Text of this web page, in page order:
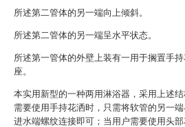
所述第二管体的另一端向上倾斜。
所述第二管体的另一端呈水平状态。
所述第一管体的外壁上装有一用于搁置手
座。
本实用新型的一种两用淋浴器，采用上述
需要使用手持花洒时，只需将软管的另一
进水端螺纹连接即可；当用户需要使用头